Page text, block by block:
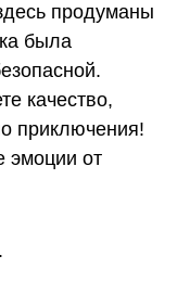
продуманы
была
качество,
приключения!
эмоции от